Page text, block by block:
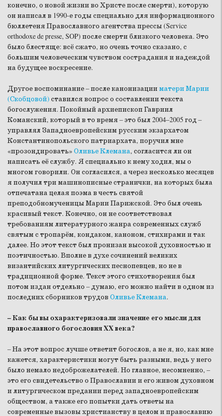
конечно, о новой жизни во Христе после смерти), которую
он написал в 1990-е годы специально для информационного
бюллетеня Православного агентства прессы (Service
orthodoxe de presse, SOP) после смерти близкого человека. Это
было блестяще: всё сжато, но очень точно сказано, с
большим человеческим чувством сострадания и надеждой
на будущее воскресение.
Другое воспоминание – после канонизацииматери Марии
(Скобцовой) ставился вопрос о составлении текста
богослужения. Покойный архиепископ Гавриил
Команский, который в то время – это был 2004–2005 год –
управлял Западноевропейским русским экзархатом
Константинопольского патриархата, поручил мне
«прозондировать» Оливье Клемана, согласится ли он
написать её службу. Я специально к нему ходил, мы о
многом говорили. Он согласился, а через несколько месяцев
я получил три машинописные странички, на которых была
отпечатана целая поэма в честь святой
преподобномученицы Марии Парижской. Это был очень
красивый текст. Конечно, он не соответствовал
требованиям литературного жанра современных служб
святым с тропарём, кондаком, каноном, стихирами и так
далее. Но этот текст был пронизан высокой духовностью и
поэтичностью. Вполне в духе сочинений великих
византийских литургических песнопевцев, но не в
традиционной форме. Текст этого стихотворения был
потом издан отдельно – думаю, его можно найти в одном из
последних сборников трудов Оливье Клемана.
– Как бы вы охарактеризовали значение его мысли для
православного богословия XX века?
– На этот вопрос лучше ответит богослов, а не я, но, как мне
кажется, характеристики могут быть разными, ведь у него
было немало недоброжелателей. Но главное, несомненно, –
это его свидетельство о Православии и его живом духовном
и литургическом предании перед западноевропейским
обществом, а также его попытки дать ответы на
современные вызовы христианству в целом и православию